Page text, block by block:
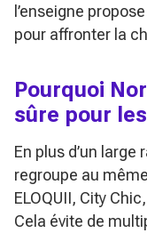
l’enseigne
pour affronter la
Pourquoi
sûre pour
En plus d’un
regroupe au
ELOQUII, City
Cela évite de